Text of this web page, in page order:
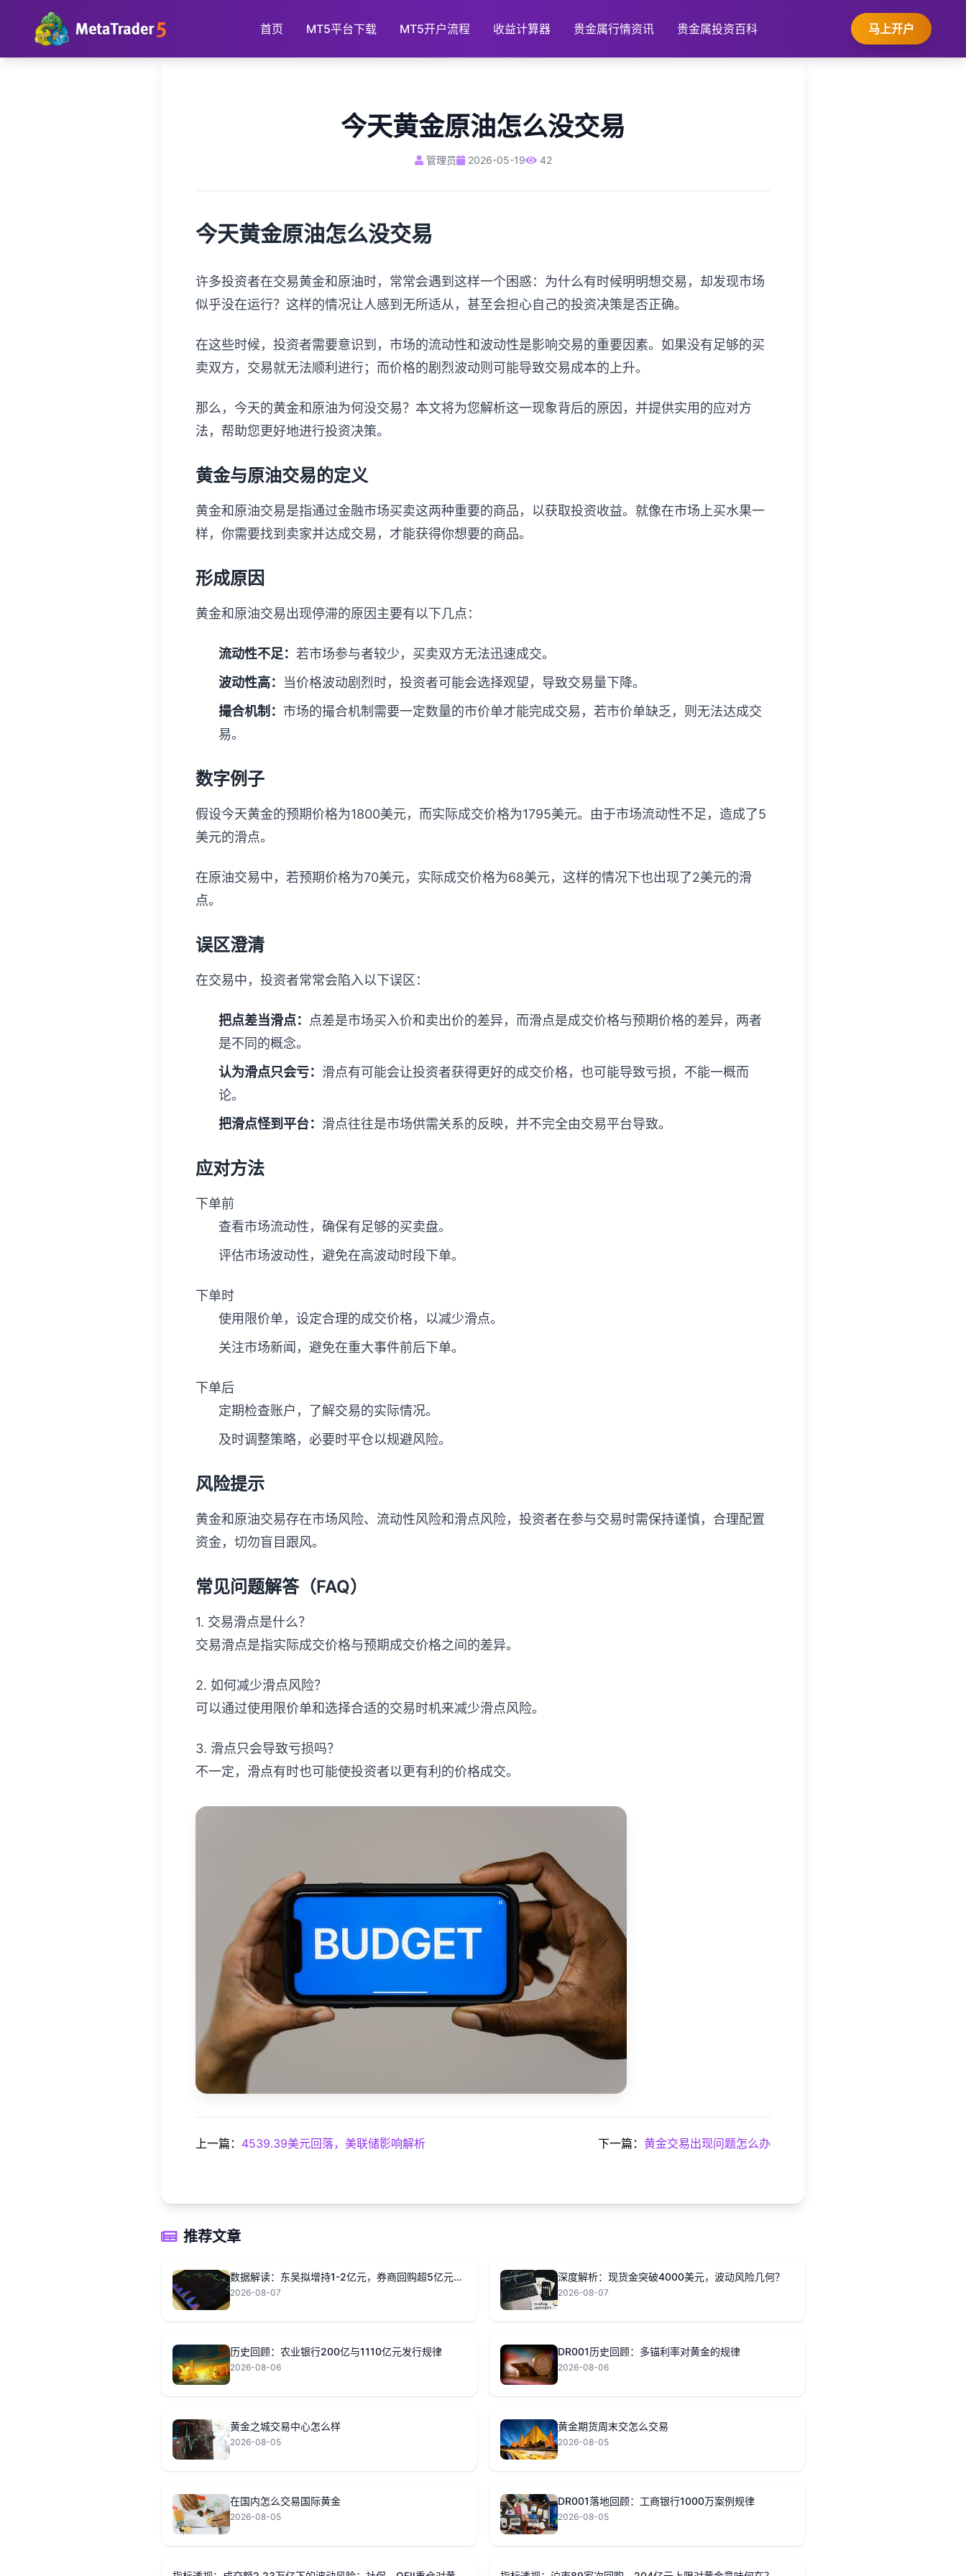
首页 MT5平台下载 MT5开户流程 收益计算器 贵金属行情资讯 贵金属投资百科 马上开户
首页 > 贵金属投资百科 >
今天黄金原油怎么没交易
管理员 2026-05-19 42
今天黄金原油怎么没交易
许多投资者在交易黄金和原油时，常常会遇到这样一个困惑：为什么有时候明明想交易，却发现市场
似乎没在运行？这样的情况让人感到无所适从，甚至会担心自己的投资决策是否正确。
在这些时候，投资者需要意识到，市场的流动性和波动性是影响交易的重要因素。如果没有足够的买
卖双方，交易就无法顺利进行；而价格的剧烈波动则可能导致交易成本的上升。
那么，今天的黄金和原油为何没交易？本文将为您解析这一现象背后的原因，并提供实用的应对方
法，帮助您更好地进行投资决策。
黄金与原油交易的定义
黄金和原油交易是指通过金融市场买卖这两种重要的商品，以获取投资收益。就像在市场上买水果一
样，你需要找到卖家并达成交易，才能获得你想要的商品。
形成原因
黄金和原油交易出现停滞的原因主要有以下几点：
流动性不足： 若市场参与者较少，买卖双方无法迅速成交。
波动性高： 当价格波动剧烈时，投资者可能会选择观望，导致交易量下降。
撮合机制： 市场的撮合机制需要一定数量的市价单才能完成交易，若市价单缺乏，则无法达成交
易。
数字例子
假设今天黄金的预期价格为1800美元，而实际成交价格为1795美元。由于市场流动性不足，造成了5
美元的滑点。
在原油交易中，若预期价格为70美元，实际成交价格为68美元，这样的情况下也出现了2美元的滑
点。
误区澄清
在交易中，投资者常常会陷入以下误区：
把点差当滑点： 点差是市场买入价和卖出价的差异，而滑点是成交价格与预期价格的差异，两者
是不同的概念。
认为滑点只会亏： 滑点有可能会让投资者获得更好的成交价格，也可能导致亏损，不能一概而
论。
把滑点怪到平台： 滑点往往是市场供需关系的反映，并不完全由交易平台导致。
应对方法
下单前
查看市场流动性，确保有足够的买卖盘。
评估市场波动性，避免在高波动时段下单。
下单时
使用限价单，设定合理的成交价格，以减少滑点。
关注市场新闻，避免在重大事件前后下单。
下单后
定期检查账户，了解交易的实际情况。
及时调整策略，必要时平仓以规避风险。
风险提示
黄金和原油交易存在市场风险、流动性风险和滑点风险，投资者在参与交易时需保持谨慎，合理配置
资金，切勿盲目跟风。
常见问题解答（FAQ）
1. 交易滑点是什么？
交易滑点是指实际成交价格与预期成交价格之间的差异。
2. 如何减少滑点风险？
可以通过使用限价单和选择合适的交易时机来减少滑点风险。
3. 滑点只会导致亏损吗？
不一定，滑点有时也可能使投资者以更有利的价格成交。
上一篇： 4539.39美元回落，美联储影响解析 下一篇： 黄金交易出现问题怎么办
推荐文章
数据解读：东吴拟增持1-2亿元，券商回购超5亿元意味着？
2026-08-07
深度解析：现货金突破4000美元，波动风险几何？
2026-08-07
历史回顾：农业银行200亿与1110亿元发行规律
2026-08-06
DR001历史回顾：多锚利率对黄金的规律
2026-08-06
黄金之城交易中心怎么样
2026-08-05
黄金期货周末交怎么交易
2026-08-05
在国内怎么交易国际黄金
2026-08-05
DR001落地回顾：工商银行1000万案例规律
2026-08-05